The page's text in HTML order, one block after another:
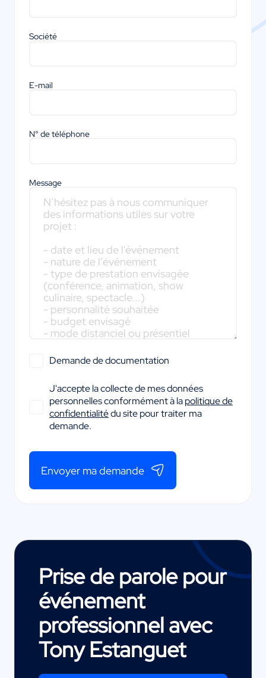
Société
E-mail
N° de téléphone
Message
Demande de documentation
J'accepte la collecte de mes données
personnelles conformément à lapolitique de
confidentialitédu site pour traiter ma
demande.
Envoyer ma demande
Prise de parole pour
événement
professionnel avec
Tony Estanguet